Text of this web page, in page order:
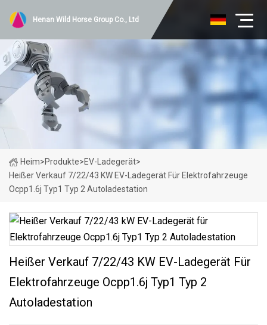
Henan Wild Horse Group Co., Ltd
Heim>Produkte>EV-Ladegerät>
Heißer Verkauf 7/22/43 KW EV-Ladegerät Für Elektrofahrzeuge
Ocpp1.6j Typ1 Typ 2 Autoladestation
Heißer Verkauf 7/22/43 KW EV-Ladegerät Für
Elektrofahrzeuge Ocpp1.6j Typ1 Typ 2
Autoladestation